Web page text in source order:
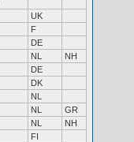
UK
F
DE
NL
NH
DE
DK
NL
NL
GR
NL
NH
FI